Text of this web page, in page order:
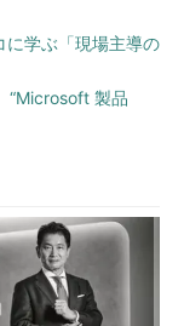
学ぶ「現場主導の
“Microsoft 製品